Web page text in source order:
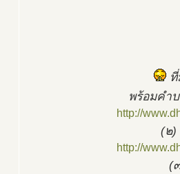
พร้อมคำ
http://
(๒)
http://
(